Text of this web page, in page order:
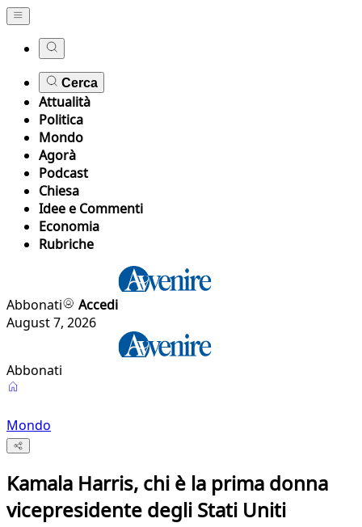
Cerca
Attualità
Politica
Mondo
Agorà
Podcast
Chiesa
Idee e Commenti
Economia
Rubriche
Abbonati
Accedi
August 7, 2026
Abbonati
Mondo
Kamala Harris, chi è la prima donna
vicepresidente degli Stati Uniti